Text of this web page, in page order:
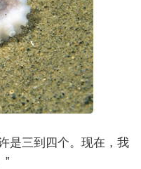
是三到四个。现在，我
”